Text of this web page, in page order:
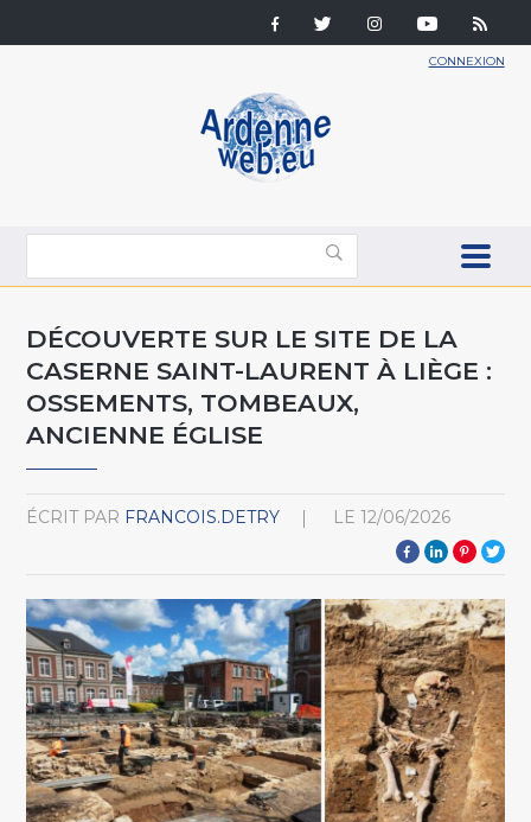
CONNEXION
DÉCOUVERTE SUR LE SITE DE LA
CASERNE SAINT-LAURENT À LIÈGE :
OSSEMENTS, TOMBEAUX,
ANCIENNE ÉGLISE
ÉCRIT PAR FRANCOIS.DETRY LE 12/06/2026